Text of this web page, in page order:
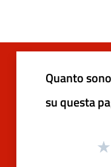
Quanto
su questa